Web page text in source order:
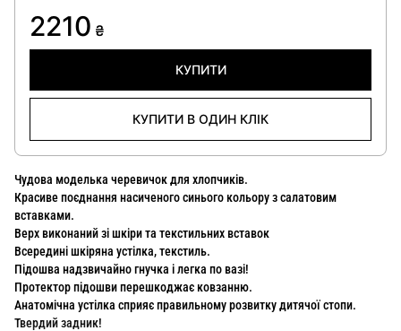
2210 ₴
КУПИТИ
КУПИТИ В ОДИН КЛІК
Чудова моделька черевичок для хлопчиків.
Красиве поєднання насиченого синього кольору з салатовим
вставками.
Верх виконаний зі шкіри та текстильних вставок
Всередині шкіряна устілка, текстиль.
Підошва надзвичайно гнучка і легка по вазі!
Протектор підошви перешкоджає ковзанню.
Анатомічна устілка сприяє правильному розвитку дитячої стопи.
Твердий задник!